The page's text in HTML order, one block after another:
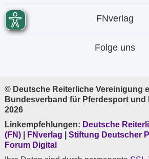
FNverlag
Folge uns
© Deutsche Reiterliche Vereinigung
Bundesverband für Pferdesport und
2026
Linkempfehlungen: Deutsche
(FN)
FNverlag Stiftung Deutscher
Forum Digital